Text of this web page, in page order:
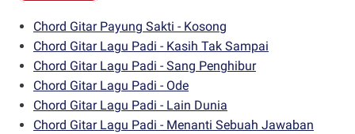
Chord Gitar Payung Sakti - Kosong
Chord Gitar Lagu Padi - Kasih Tak Sampai
Chord Gitar Lagu Padi - Sang Penghibur
Chord Gitar Lagu Padi - Ode
Chord Gitar Lagu Padi - Lain Dunia
Chord Gitar Lagu Padi - Menanti Sebuah Jawaban